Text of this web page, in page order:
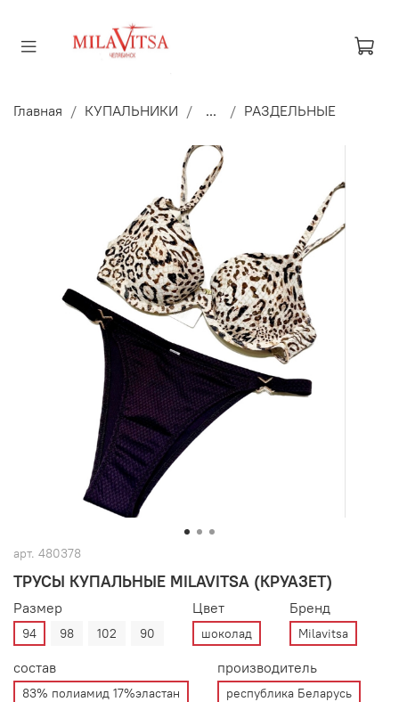
Главная КУПАЛЬНИКИ ... РАЗДЕЛЬНЫЕ
арт. 480378
ТРУСЫ КУПАЛЬНЫЕ MILAVITSA (КРУАЗЕТ)
Размер
94 98 102 90
Цвет
шоколад
Бренд
Milavitsa
состав
83% полиамид 17%эластан
производитель
республика Беларусь